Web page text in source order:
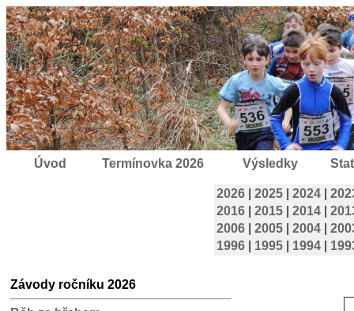
Úvod Termínovka 2026 Výsledky
2026 2025 2024
2016
2015 2014
2006
2005 2004
1996
1995 1994
Závody ročníku 2026